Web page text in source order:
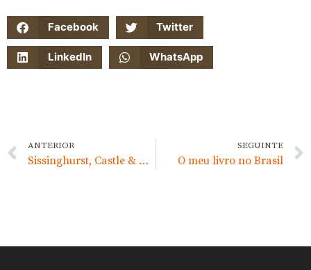
Facebook Twitter
LinkedIn WhatsApp
ANTERIOR
Sissinghurst, Castle & Gardens
SEGUINTE
O meu livro no Brasil